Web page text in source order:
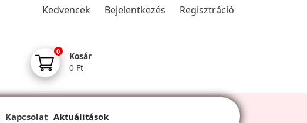
Kedvencek Bejelentkezés Regisztráció
0
Kosár
0 Ft
Kapcsolat Aktuálitások